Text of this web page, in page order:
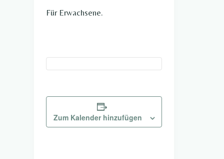
Für Erwachsene.
Zum Kalender hinzufügen